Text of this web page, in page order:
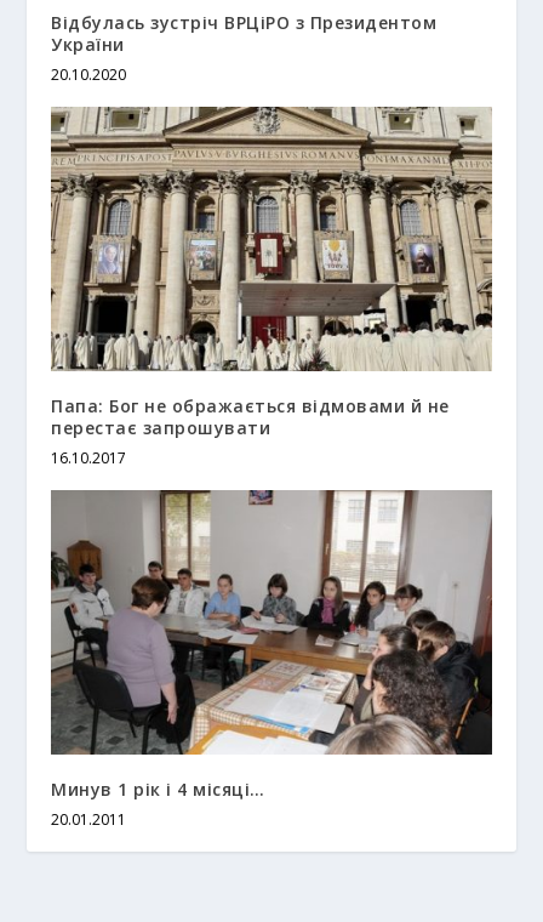
Відбулась зустріч ВРЦіРО з Президентом
України
20.10.2020
Папа: Бог не ображається відмовами й не
перестає запрошувати
16.10.2017
Минув 1 рік і 4 місяці…
20.01.2011